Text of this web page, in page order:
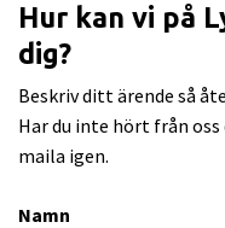
Hur kan vi på
dig?
Beskriv ditt ärende så
Har du inte hört från
maila igen.
Namn